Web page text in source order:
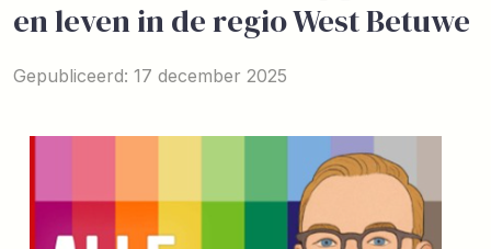
en leven in de regio West Betuwe
Gepubliceerd: 17 december 2025